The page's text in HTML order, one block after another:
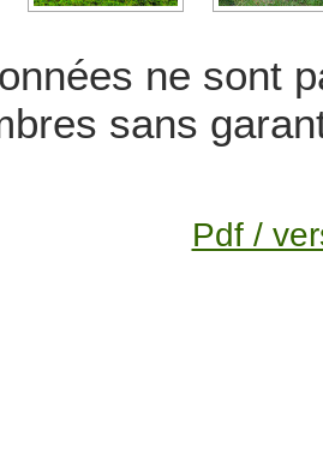
ne sont
sans
Pdf /